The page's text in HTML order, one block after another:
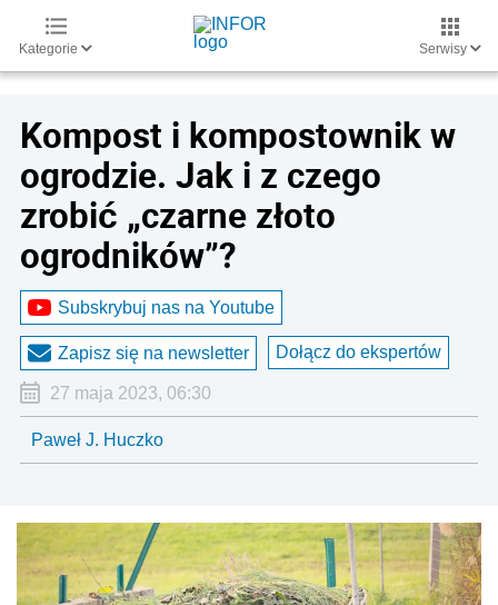
Kategorie Serwisy
Kompost i kompostownik w
ogrodzie. Jak i z czego
zrobić „czarne złoto
ogrodników”?
Subskrybuj nas na Youtube
Zapisz się na newsletter Dołącz do ekspertów
27 maja 2023, 06:30
Paweł J. Huczko